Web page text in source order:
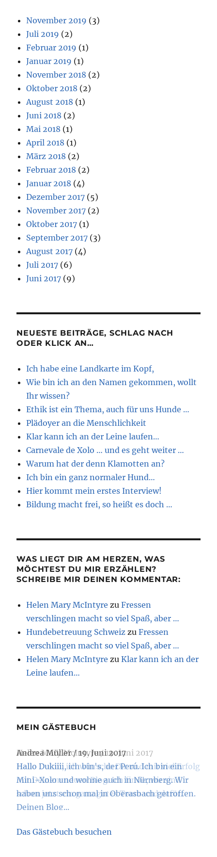
November 2019 (3)
Juli 2019 (2)
Februar 2019 (1)
Januar 2019 (1)
November 2018 (2)
Oktober 2018 (2)
August 2018 (1)
Juni 2018 (2)
Mai 2018 (1)
April 2018 (1)
März 2018 (2)
Februar 2018 (2)
Januar 2018 (4)
Dezember 2017 (5)
November 2017 (2)
Oktober 2017 (1)
September 2017 (3)
August 2017 (4)
Juli 2017 (6)
Juni 2017 (9)
NEUESTE BEITRÄGE, SCHLAG NACH
ODER KLICK AN…
Ich habe eine Landkarte im Kopf,
Wie bin ich an den Namen gekommen, wollt
Ihr wissen?
Ethik ist ein Thema, auch für uns Hunde …
Plädoyer an die Menschlichkeit
Klar kann ich an der Leine laufen…
Carnevale de Xolo … und es geht weiter …
Warum hat der denn Klamotten an?
Ich bin ein ganz normaler Hund…
Hier kommt mein erstes Interview!
Bildung macht frei, so heißt es doch …
WAS LIEGT DIR AM HERZEN, WAS
MÖCHTEST DU MIR ERZÄHLEN?
SCHREIBE MIR DEINEN KOMMENTAR:
Helen Mary McIntyre zuFressen
verschlingen macht so viel Spaß, aber …
Hundebetreuung Schweiz zuFressen
verschlingen macht so viel Spaß, aber …
Helen Mary McIntyre zuKlar kann ich an der
Leine laufen…
MEIN GÄSTEBUCH
Andrea Müller/19. Juni 2017
Hallo Dukiiii, ich bin's, der Perú. Ich bin ein
Mini-Xolo und wohne auch in Nürnberg. Wir
haben uns schon mal in Oberasbach getroffen.
Deinen Blog...